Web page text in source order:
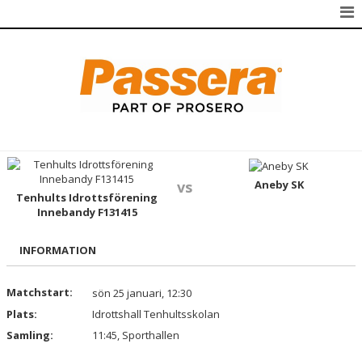
TRUPPEN
BILDGALLERI
DOKUMENT
KONTAKT
Tenhults Idrottsförening
Innebandy F131415
vs Aneby SK
INFORMATION
Matchstart:
sön 25 januari, 12:30
Plats:
Idrottshall Tenhultsskolan
Samling:
11:45, Sporthallen